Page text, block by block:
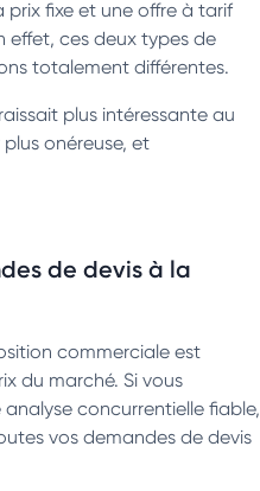
prix fixe et une offre à tarif
effet, ces deux types de
totalement différentes.
plus intéressante au
onéreuse, et
de devis à la
commerciale est
du marché. Si vous
concurrentielle fiable,
vos demandes de devis